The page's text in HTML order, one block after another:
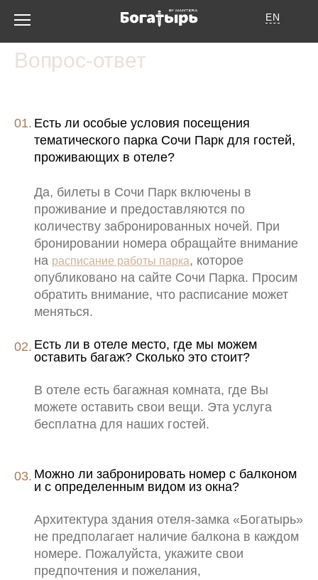
EN
Номера
Услуги
Спецпредложения
Афиша мероприятий
Спа
Сочи Парк
Ваше событие
Вопрос-ответ
Есть ли особые условия посещения
тематического парка Сочи Парк для гостей,
проживающих в отеле?
Да, билеты в Сочи Парк включены в
проживание и предоставляются по
количеству забронированных ночей. При
бронировании номера обращайте внимание
на расписание работы парка, которое
опубликовано на сайте Сочи Парка. Просим
обратить внимание, что расписание может
меняться.
Есть ли в отеле место, где мы можем
оставить багаж? Сколько это стоит?
В отеле есть багажная комната, где Вы
можете оставить свои вещи. Эта услуга
бесплатна для наших гостей.
Можно ли забронировать номер с балконом
и с определенным видом из окна?
Архитектура здания отеля-замка «Богатырь»
не предполагает наличие балкона в каждом
номере. Пожалуйста, укажите свои
предпочтения и пожелания,